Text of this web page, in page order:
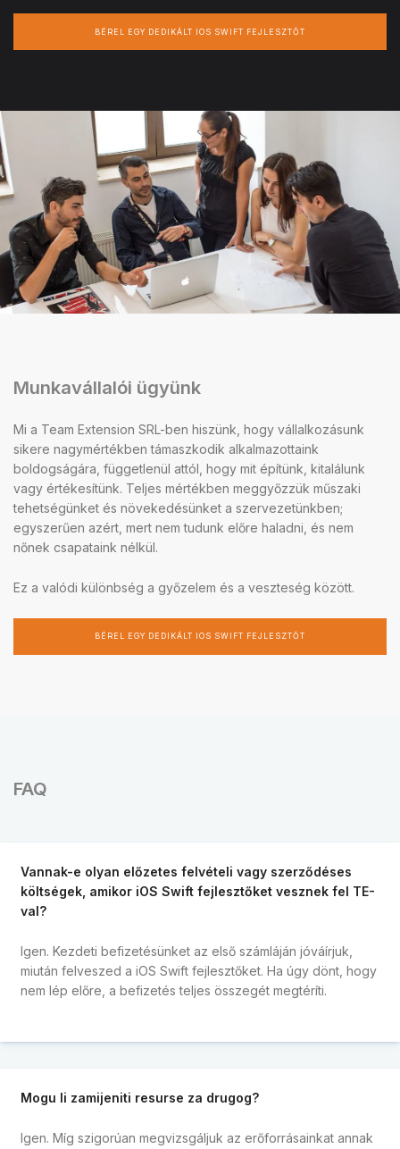
BÉREL EGY DEDIKÁLT IOS SWIFT FEJLESZTŐT
Munkavállalói ügyünk
Mi a Team Extension SRL-ben hiszünk, hogy vállalkozásunk
sikere nagymértékben támaszkodik alkalmazottaink
boldogságára, függetlenül attól, hogy mit építünk, kitalálunk
vagy értékesítünk. Teljes mértékben meggyőzzük műszaki
tehetségünket és növekedésünket a szervezetünkben;
egyszerűen azért, mert nem tudunk előre haladni, és nem
nőnek csapataink nélkül.
Ez a valódi különbség a győzelem és a veszteség között.
BÉREL EGY DEDIKÁLT IOS SWIFT FEJLESZTŐT
FAQ
Vannak-e olyan előzetes felvételi vagy szerződéses
költségek, amikor iOS Swift fejlesztőket vesznek fel TE-
val?
Igen. Kezdeti befizetésünket az első számláján jóváírjuk,
miután felveszed a iOS Swift fejlesztőket. Ha úgy dönt, hogy
nem lép előre, a befizetés teljes összegét megtéríti.
Mogu li zamijeniti resurse za drugog?
Igen. Míg szigorúan megvizsgáljuk az erőforrásainkat annak